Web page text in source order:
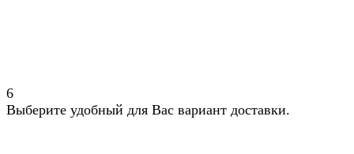
6
Выберите удобный для Вас вариант доставки.